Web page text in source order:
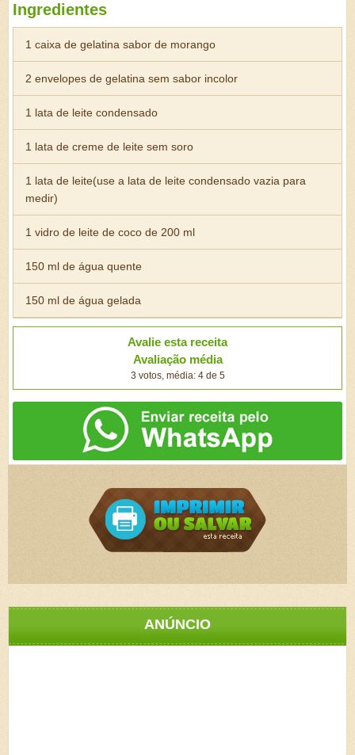
Ingredientes
1 caixa de gelatina sabor de morango
2 envelopes de gelatina sem sabor incolor
1 lata de leite condensado
1 lata de creme de leite sem soro
1 lata de leite(use a lata de leite condensado vazia para
medir)
1 vidro de leite de coco de 200 ml
150 ml de água quente
150 ml de água gelada
Avalie esta receita
Avaliação média
3 votos, média: 4 de 5
ANÚNCIO